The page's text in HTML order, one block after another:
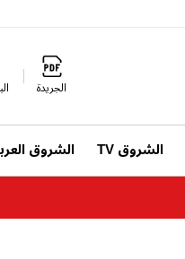
الجريدة
الشروق TV الشروق